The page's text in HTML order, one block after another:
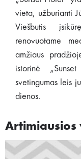
vieta, užburianti
Viešbutis
renovuotame
amžiaus
istorinė
svetingumas leis
dienos.
Artimiausios